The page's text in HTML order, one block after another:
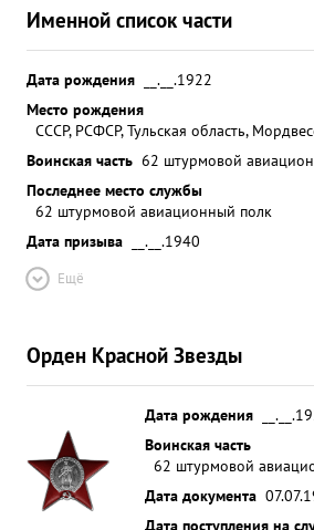
Именной список части
Дата рождения
__.__.1922
Место рождения
СССР, РСФСР, Тульская область,
Воинская часть 62 штурмовой
Последнее место службы
62 штурмовой авиационный полк
Дата призыва
__.__.1940
Ещё
Орден Красной Звезды
Дата рождения
Воинская часть
62 штурмовой
Дата документа
Дата поступления на